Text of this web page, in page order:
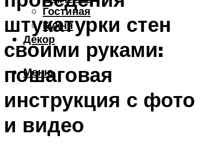
Гостиная
Кухня
Декор
Меню
штукатурки стен
своими руками:
пошаговая
инструкция с фото
и видео